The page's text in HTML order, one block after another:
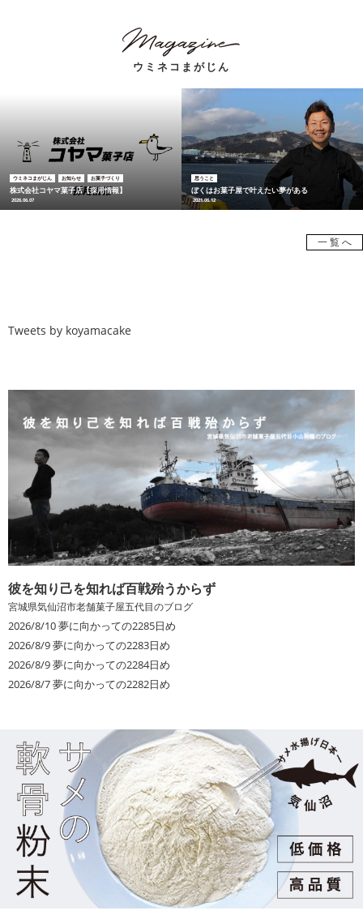
ウミネコまがじん
株式会社コヤマ菓子店【採用情報】
2026.06.07
ウミネコまがじん お知らせ お菓子づくり
ぼくはお菓子屋で叶えたい夢がある
2021.06.12
思うこと
一覧へ
Tweets by koyamacake
彼を知り己を知れば百戦殆うからず
宮城県気仙沼市老舗菓子屋五代目のブログ
2026/8/10夢に向かっての2285日め
2026/8/9夢に向かっての2283日め
2026/8/9夢に向かっての2284日め
2026/8/7夢に向かっての2282日め